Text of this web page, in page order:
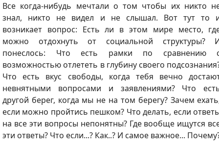
Все когда-нибудь мечтали о том чтобы их никто
знал, никто не видел и не слышал. Вот тут то
возникает вопрос: Есть ли в этом мире место,
можно отдохнуть от социальной структуры?
понеслось: Что есть рамки по сравнению
возможностью отлететь в глубину своего
Что есть вкус свободы, когда тебя вечно
невнятными вопросами и заявлениями? Что
другой берег, когда мы не на том берегу? Зачем
если можно пройтись пешком? Что делать, если
на все эти вопросы непонятны? Где вообще ищутся
эти ответы? Что если...? Как..? И самое важное...